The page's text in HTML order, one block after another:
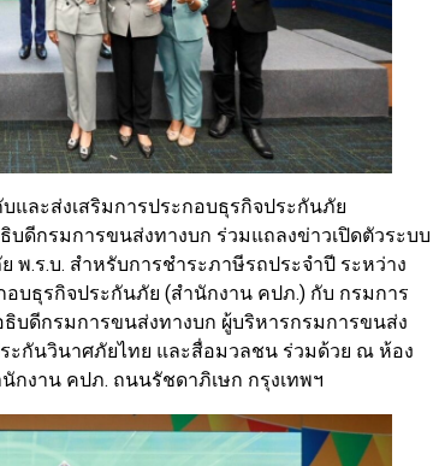
ละส่งเสริมการประกอบธุรกิจประกันภัย
ดีกรมการขนส่งทางบก ร่วมแถลงข่าวเปิดตัวระบบ
พ.ร.บ. สำหรับการชำระภาษีรถประจำปี ระหว่าง
บธุรกิจประกันภัย (สำนักงาน คปภ.) กับ กรมการ
บดีกรมการขนส่งทางบก ผู้บริหารกรมการขนส่ง
กันวินาศภัยไทย และสื่อมวลชน ร่วมด้วย ณ ห้อง
งาน คปภ. ถนนรัชดาภิเษก กรุงเทพฯ